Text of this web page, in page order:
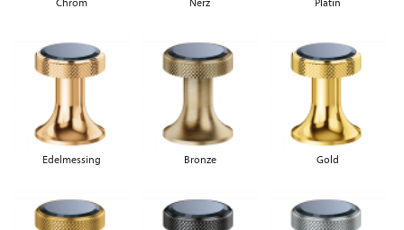
Edelmessing Bronze Gold